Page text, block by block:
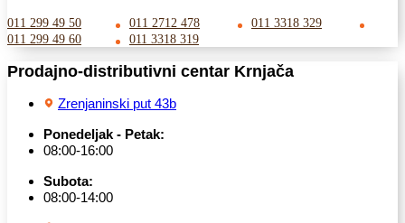
011 299 49 50 011 2712 478
011 3318 329
011 299 49 60
011 3318 319
Prodajno-distributivni centar Krnjača
Zrenjaninski put 43b
Ponedeljak - Petak:
08:00-16:00
Subota:
08:00-14:00